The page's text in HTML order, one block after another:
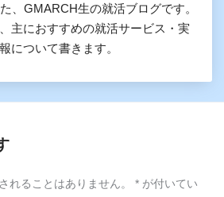
、GMARCH生の就活ブログです。
主におすすめの就活サービス・実
について書きます。
れることはありません。 * が付いてい